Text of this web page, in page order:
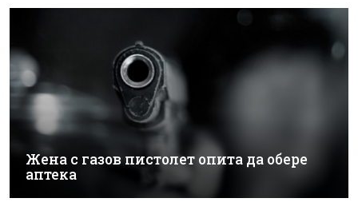
Жена с газов пистолет опита да обере
аптека